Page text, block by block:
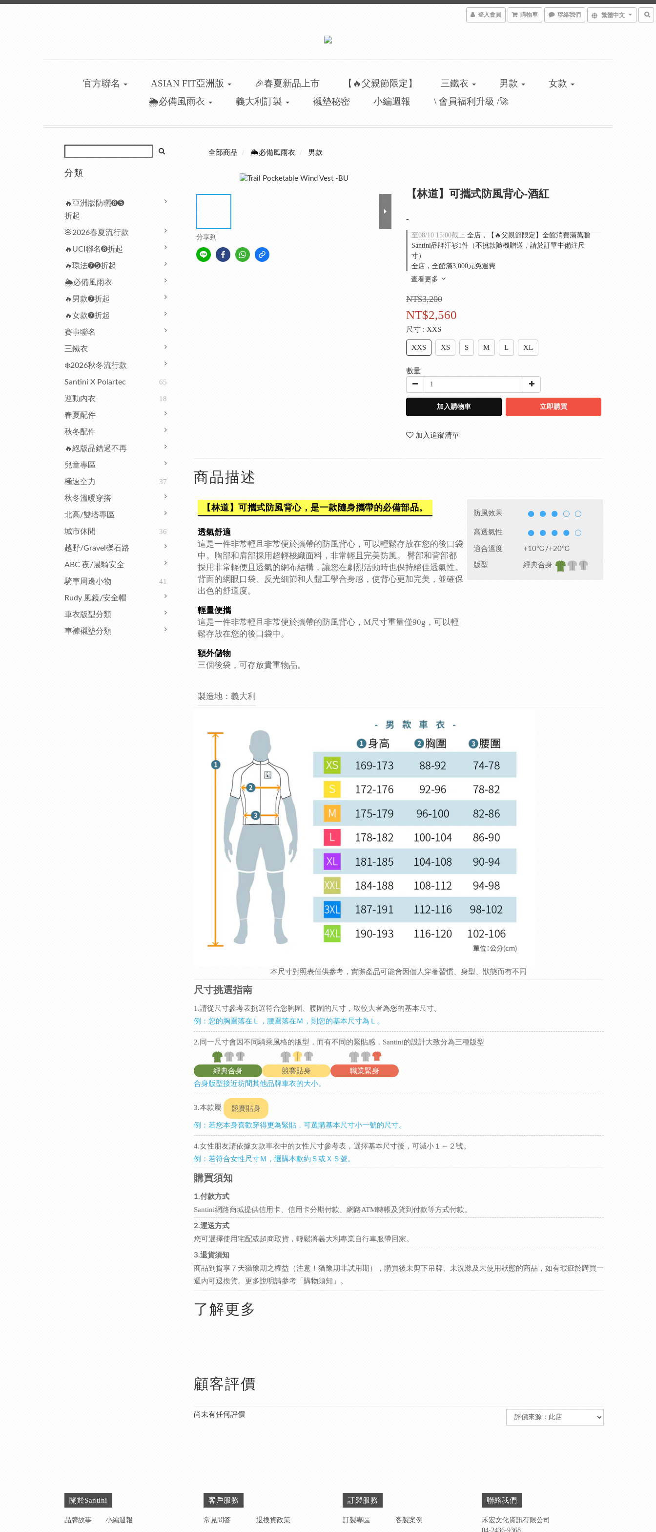
登入會員 購物車 聯絡我們 繁體中文
官方聯名 ASIAN FIT亞洲版 🎉春夏新品上市 【🔥父親節限定】 三鐵衣 男款
女款
🌦️必備風雨衣
義大利訂製 襯墊秘密 小編週報 \ 會員福利升級 /🚀
分類
🔥亞洲版防曬➑➎
折起
🌸2026春夏流行款
🔥UCI聯名➑折起
🔥環法➐➎折起
🌦️必備風雨衣
🔥男款➐折起
🔥女款➐折起
賽事聯名
三鐵衣
❄️2026秋冬流行款
Santini X Polartec 65
運動內衣 18
春夏配件
秋冬配件
🔥絕版品錯過不再
兒童專區
極速空力 37
秋冬溫暖穿搭
北高/雙塔專區
城市休閒 36
越野/Gravel礫石路
ABC 夜/晨騎安全
騎車周邊小物 41
Rudy 風鏡/安全帽
車衣版型分類
車褲襯墊分類
全部商品 🌦️必備風雨衣 男款
分享到
【林道】可攜式防風背心-酒紅
-
至08/10 15:00截止 全店，【🔥父親節限定】全館消費滿萬贈
Santini品牌汗衫1件（不挑款隨機贈送，請於訂單中備注尺
寸）
全店，全館滿3,000元免運費
查看更多
NT$3,200
NT$2,560
尺寸 : XXS
XXS XS S M L XL
數量
加入購物車 立即購買
加入追蹤清單
商品描述
【林道】可攜式防風背心，是一款隨身攜帶的必備部品。
透氣舒適
這是一件非常輕且非常便於攜帶的防風背心，可以輕鬆存放在您的後口袋
中。胸部和肩部採用超輕梭織面料，非常輕且完美防風。 臀部和背部都
採用非常輕便且透氣的網布結構，讓您在劇烈活動時也保持絕佳透氣性。
背面的網眼口袋、反光細節和人體工學合身感，使背心更加完美，並確保
出色的舒適度。
輕量便攜
這是一件非常輕且非常便於攜帶的防風背心，M尺寸重量僅90g，可以輕
鬆存放在您的後口袋中。
額外儲物
三個後袋，可存放貴重物品。
製造地：義大利
防風效果
高透氣性
適合溫度 +10℃/+20℃
版型 經典合身
本尺寸對照表僅供參考，實際產品可能會因個人穿著習慣、身型、狀態而有不同
尺寸挑選指南
1.請從尺寸參考表挑選符合您胸圍、腰圍的尺寸，取較大者為您的基本尺寸。
例：您的胸圍落在Ｌ，腰圍落在Ｍ，則您的基本尺寸為Ｌ。
2.同一尺寸會因不同騎乘風格的版型，而有不同的緊貼感，Santini的設計大致分為三種版型
經典合身 競賽貼身
職業緊身
合身版型接近坊間其他品牌車衣的大小。
3.本款屬 競賽貼身
例：若您本身喜歡穿得更為緊貼，可選購基本尺寸小一號的尺寸。
4.女性朋友請依據女款車衣中的女性尺寸參考表，選擇基本尺寸後，可減小１～２號。
例：若符合女性尺寸Ｍ，選購本款約Ｓ或ＸＳ號。
購買須知
1.付款方式
Santini網路商城提供信用卡、信用卡分期付款、網路ATM轉帳及貨到付款等方式付款。
2.運送方式
您可選擇使用宅配或超商取貨，輕鬆將義大利專業自行車服帶回家。
3.退貨須知
商品到貨享７天猶豫期之權益（注意！猶豫期非試用期），購買後未剪下吊牌、未洗滌及未使用狀態的商品，如有瑕疵於購買一
週內可退換貨。更多說明請參考 「購物須知」 。
了解更多
顧客評價
尚未有任何評價
關於Santini
品牌故事 小編週報
客戶服務
常見問答 退換貨政策
訂製服務
訂製專區 客製案例
聯絡我們
禾宏文化資訊有限公司
04-2436-9368